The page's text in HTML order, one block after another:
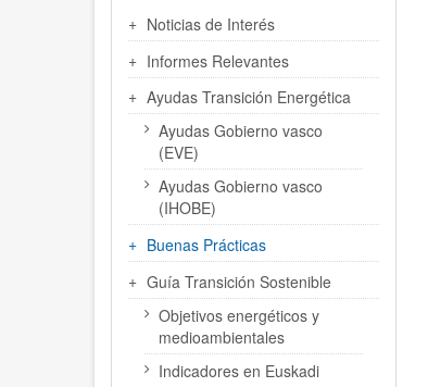
TRANSICIÓN
ENERGÉTICA
Noticias de Interés
Informes Relevantes
Ayudas Transición Energética
Ayudas Gobierno vasco
(EVE)
Ayudas Gobierno vasco
(IHOBE)
Buenas Prácticas
Guía Transición Sostenible
Objetivos energéticos y
medioambientales
Indicadores en Euskadi